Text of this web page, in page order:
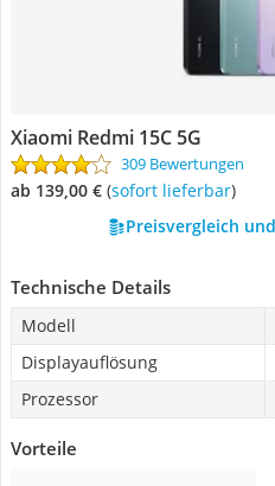
Xiaomi Redmi 15C 5G
309 Bewertungen
ab 139,00 € ( Sofort lieferbar)
Preisvergleich
Technische Details
Modell
Displayauflösung
Prozessor
Vorteile